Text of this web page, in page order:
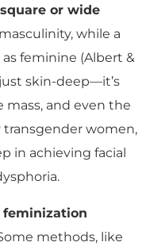
square or wide
while a
feminine (Albert &
just skin-deep—it’s
and even the
transgender women,
in achieving facial
methods, like